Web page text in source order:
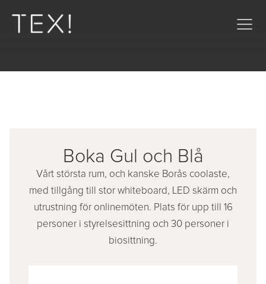
Boka Gul och Blå
Vårt största rum, och kanske Borås coolaste,
med tillgång till stor whiteboard, LED skärm och
utrustning för onlinemöten. Plats för upp till 16
personer i styrelsesittning och 30 personer i
biosittning.